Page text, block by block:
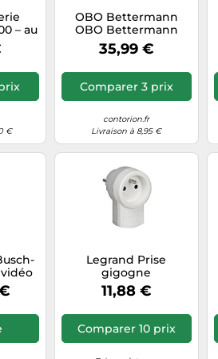
– au
€
OBO Bettermann
OBO Bettermann
Goulotte murale et
plafond sans
mm, PVC
WDK60150RW
35,99 €
Comparer 3 prix
contorion.fr
Livraison à 8,95 €
Legrand Prise
gigogne
11,88 €
Comparer 10 prix